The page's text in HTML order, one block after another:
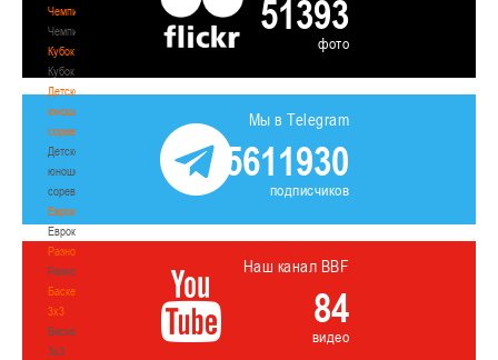
Чемпионат
Чемпионат
Кубок
Кубок
Детско-
юношеские
соревнования
Детско-
юношеские
соревнования
Еврокубки
Еврокубки
Разное
Разное
Баскетбол
3х3
Баскетбол
3х3
51393
фото
Мы в Telegram
5611930
подписчиков
Наш канал BBF
84
видео